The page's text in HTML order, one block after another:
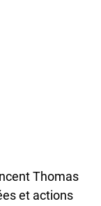
Thomas
et actions